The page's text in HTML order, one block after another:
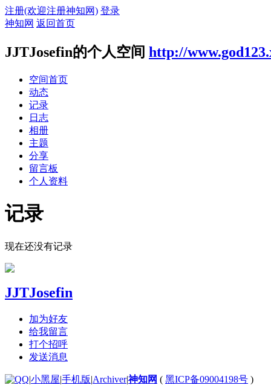
注册(欢迎注册神知网) 登录
神知网 返回首页
JJTJosefin的个人空间 http://
空间首页
动态
记录
日志
相册
主题
分享
留言板
个人资料
记录
现在还没有记录
JJTJosefin
加为好友
给我留言
打个招呼
发送消息
|小黑屋|手机版|Archiver|神知网 ( 黑ICP备09004198号 )